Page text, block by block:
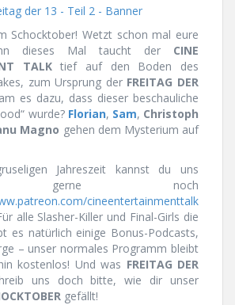
Schocktober! Wetzt schon mal eure
dieses Mal taucht der CINE
TALKtief auf den Boden des
zum Ursprung der FREITAG DER
es dazu, dass dieser beschauliche
wurde? Florian, Sam, Christoph
Magno gehen dem Mysterium auf
Jahreszeit kannst du uns
gerne noch
cineentertainmenttalk
alle Slasher-Killer und Final-Girls die
es natürlich einige Bonus-Podcasts,
– unser normales Programm bleibt
kostenlos! Und was FREITAG DER
uns doch bitte, wie dir unser
gefällt!